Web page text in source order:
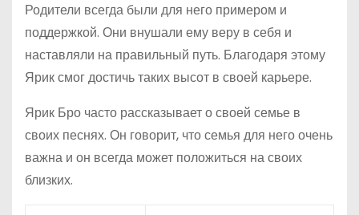
Родители всегда были для него примером и
поддержкой. Они внушали ему веру в себя и
наставляли на правильный путь. Благодаря этому
Ярик смог достичь таких высот в своей карьере.
Ярик Бро часто рассказывает о своей семье в
своих песнях. Он говорит, что семья для него очень
важна и он всегда может положиться на своих
близких.